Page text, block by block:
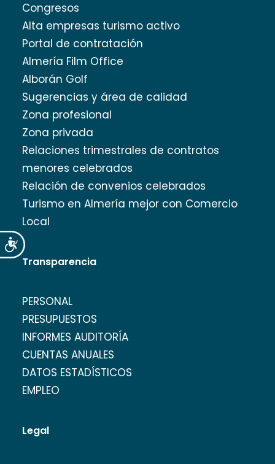
Accesibilidad
Congresos
Alta empresas turismo activo
Portal de contratación
Almería Film Office
Alborán Golf
Sugerencias y área de calidad
Zona profesional
Zona privada
Relaciones trimestrales de contratos
menores celebrados
Relación de convenios celebrados
Turismo en Almería mejor con Comercio
Local
Transparencia
PERSONAL
PRESUPUESTOS
INFORMES AUDITORÍA
CUENTAS ANUALES
DATOS ESTADÍSTICOS
EMPLEO
Legal